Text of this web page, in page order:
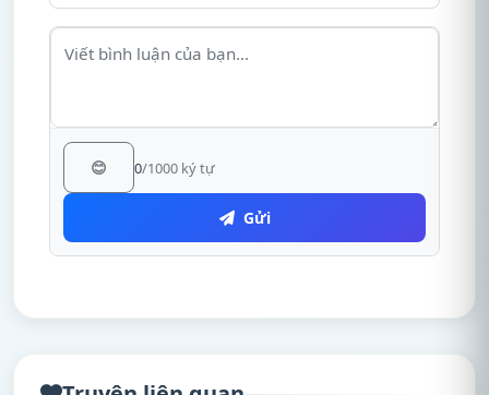
😊 0/1000 ký tự
Gửi